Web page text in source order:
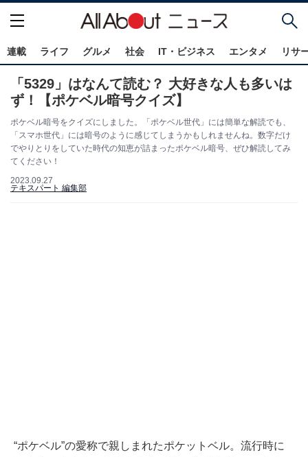
連載 ライフ グルメ 社会 IT・ビジネス エンタメ リサ
「5329」はなんて読む？ 大好きな人も多いは
ず！【ポケベル暗号クイズ】
ポケベル暗号をクイズにしました。「ポケベル世代」には簡単な解読でも、
「スマホ世代」には暗号のように感じてしまうかもしれませんね。数字だけ
でやりとりをしていた時代の知恵が詰まったポケベル暗号、ぜひ解読してみ
てください！
2023.09.27
テキスパート 編集部
“ポケベル”の愛称で親しまれたポケットベル。流行時に